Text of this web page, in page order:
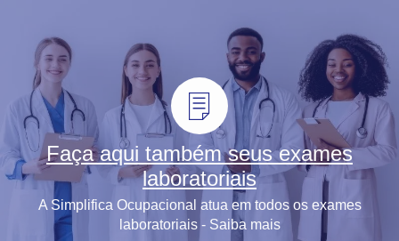
Faça aqui também seus exames
laboratoriais
A Simplifica Ocupacional atua em todos os exames
laboratoriais - Saiba mais